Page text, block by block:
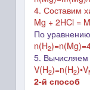
4. Составим
Mg + 2HCl =
По
n(H2
5. Вычисляем
V(H2)=n(H2)•V
2-й способ